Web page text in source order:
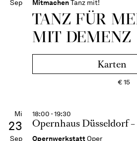
Sep MitmachenTanz mit!
TANZ FÜR
MIT DEMENZ
Karten
€15
Mi
23
Sep
18:00 - 19:30
Opernhaus Düsseldorf
OpernwerkstattOper